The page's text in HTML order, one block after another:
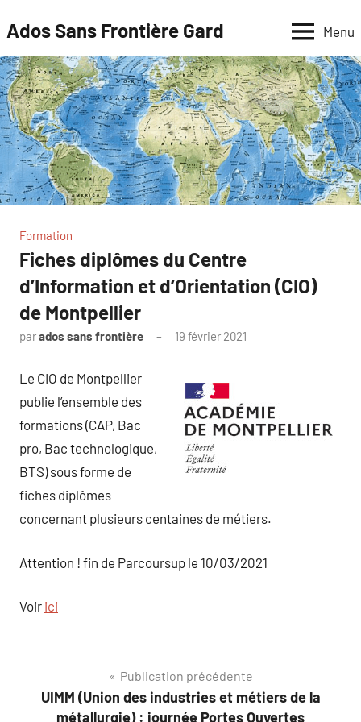
au
contenu
Ados Sans Frontière Gard Menu
Formation
Fiches diplômes du Centre
d’Information et d’Orientation (CIO)
de Montpellier
parados sans frontière 19 février 2021
Le CIO de Montpellier
publie l’ensemble des
formations (CAP, Bac
pro, Bac technologique,
BTS) sous forme de
fiches diplômes
concernant plusieurs centaines de métiers.
Attention ! fin de Parcoursup le 10/03/2021
Voir ici
Navigation
de
Publication précédente
UIMM (Union des industries et métiers de la
métallurgie) : journée Portes Ouvertes